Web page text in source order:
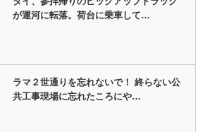
が運河に転落。荷台に乗車して…
ラマ２世通りを忘れないで！ 終らない公
共工事現場に忘れたころにや…